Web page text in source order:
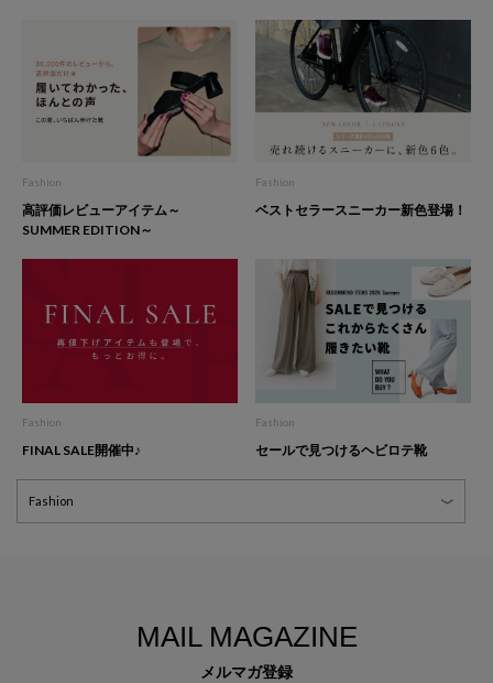
Fashion
高評価レビューアイテム～
SUMMER EDITION～
Fashion
ベストセラースニーカー新色登場！
Fashion
FINAL SALE開催中♪
Fashion
セールで見つけるヘビロテ靴
MAIL MAGAZINE
メルマガ登録